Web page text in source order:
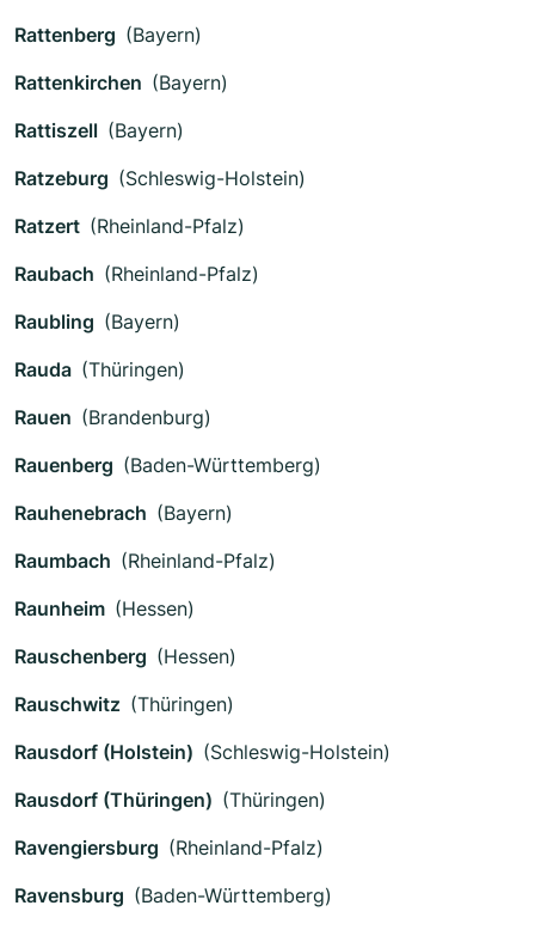
Rattenberg (Bayern)
Rattenkirchen (Bayern)
Rattiszell (Bayern)
Ratzeburg (Schleswig-Holstein)
Ratzert (Rheinland-Pfalz)
Raubach (Rheinland-Pfalz)
Raubling (Bayern)
Rauda (Thüringen)
Rauen (Brandenburg)
Rauenberg (Baden-Württemberg)
Rauhenebrach (Bayern)
Raumbach (Rheinland-Pfalz)
Raunheim (Hessen)
Rauschenberg (Hessen)
Rauschwitz (Thüringen)
Rausdorf (Holstein) (Schleswig-Holstein)
Rausdorf (Thüringen) (Thüringen)
Ravengiersburg (Rheinland-Pfalz)
Ravensburg (Baden-Württemberg)